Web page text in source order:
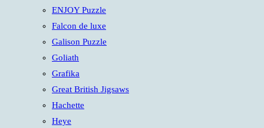
ENJOY Puzzle
Falcon de luxe
Galison Puzzle
Goliath
Grafika
Great British Jigsaws
Hachette
Heye